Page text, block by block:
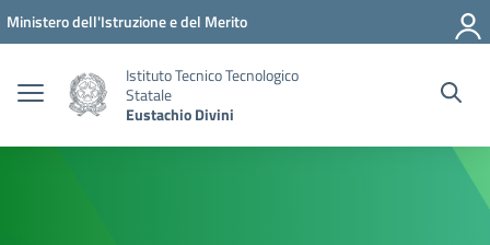
Vai ai contenuti
Vai al menu di navigazione
Vai al footer
Ministero dell'Istruzione e del Merito
Istituto Tecnico Tecnologico
Statale
Eustachio Divini